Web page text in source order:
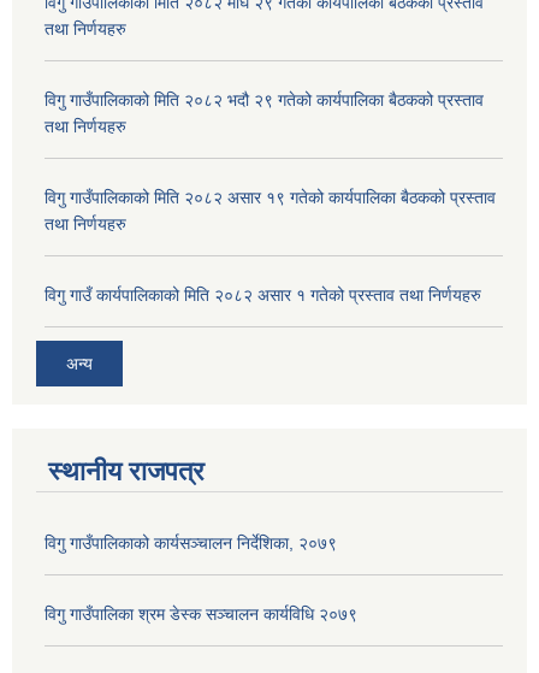
तथा निर्णयहरु
विगु गाउँपालिकाको मिति २०८२ भदौ २९ गतेको कार्यपालिका बैठकको प्रस्ताव
तथा निर्णयहरु
विगु गाउँपालिकाको मिति २०८२ असार १९ गतेको कार्यपालिका बैठकको प्रस्ताव
तथा निर्णयहरु
विगु गाउँ कार्यपालिकाको मिति २०८२ असार १ गतेको प्रस्ताव तथा निर्णयहरु
अन्य
स्थानीय राजपत्र
विगु गाउँपालिकाको कार्यसञ्‍चालन निर्देशिका, २०७९
विगु गाउँपालिका श्रम डेस्क सञ्चालन कार्यविधि २०७९